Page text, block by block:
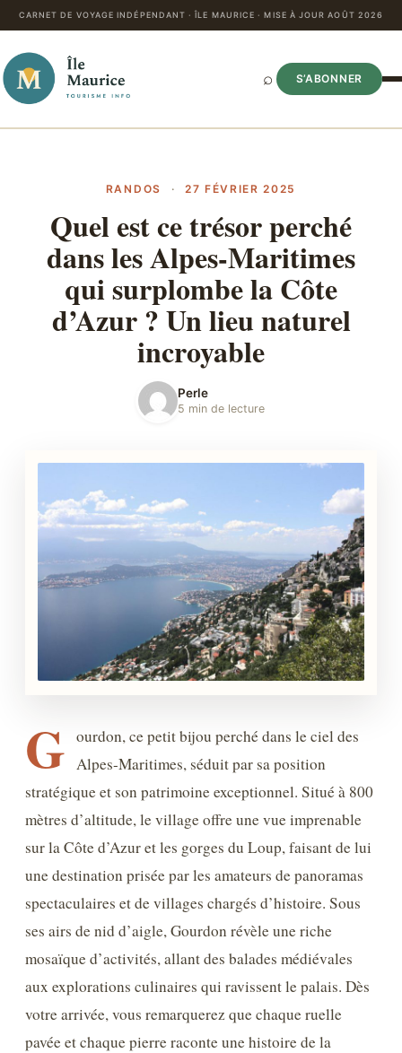
CARNET DE VOYAGE INDÉPENDANT · ÎLE MAURICE · MISE À JOUR AOÛT 2026
⌕ S’ABONNER
RANDOS · 27 FÉVRIER 2025
Quel est ce trésor perché
dans les Alpes-Maritimes
qui surplombe la Côte
d’Azur ? Un lieu naturel
incroyable
Perle
5 min de lecture
G ourdon, ce petit bijou perché dans le ciel des
Alpes-Maritimes, séduit par sa position
stratégique et son patrimoine exceptionnel. Situé à 800
mètres d’altitude, le village offre une vue imprenable
sur la Côte d’Azur et les gorges du Loup, faisant de lui
une destination prisée par les amateurs de panoramas
spectaculaires et de villages chargés d’histoire. Sous
ses airs de nid d’aigle, Gourdon révèle une riche
mosaïque d’activités, allant des balades médiévales
aux explorations culinaires qui ravissent le palais. Dès
votre arrivée, vous remarquerez que chaque ruelle
pavée et chaque pierre raconte une histoire de la